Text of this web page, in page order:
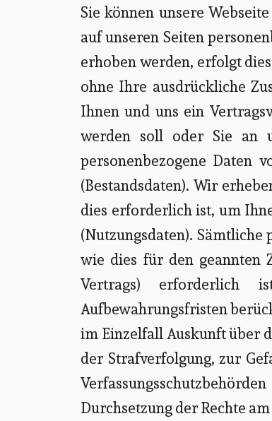
Sie können unsere
auf unseren Seiten
erhoben werden, erfolgt
ohne Ihre ausdrückliche
Ihnen und uns ein
werden soll oder Sie an
personenbezogene Daten
(Bestandsdaten). Wir
dies erforderlich ist, um
(Nutzungsdaten).
wie dies für den geannten
Vertrags) erforderlich
Aufbewahrungsfristen
im Einzelfall Auskunft über
der Strafverfolgung, zur
Durchsetzung der Rechte